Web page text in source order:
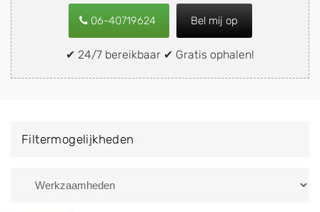
06-40719624 Bel mij op
✔ 24/7 bereikbaar ✔ Gratis ophalen!
uw auto, camper, vrachtwagen, motor of brommobiel
snel en eenvoudig verkopen aan een
demontagebedrijf in de buurt, deze zelf wegbrengen
naar de sloop of deze liever laten ophalen op een
van Arnhem en ontvang een vergoeding voor uw oude
Zoekt u liever naar een sloperij in een andere plaats of
Filtermogelijkheden